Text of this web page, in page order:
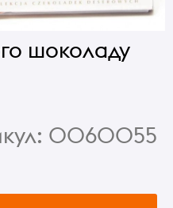
шоколаду
0060055